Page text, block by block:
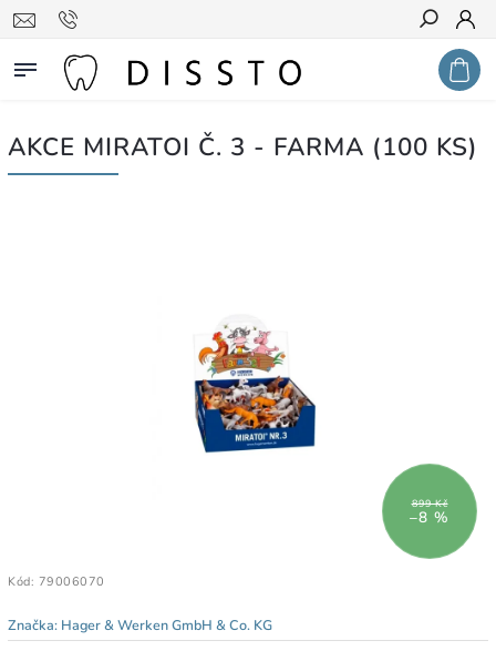
Hledat
AKCE MIRATOI Č. 3 - FARMA (100 KS)
899 Kč
–8 %
Kód: 79006070
Značka: Hager & Werken GmbH & Co. KG